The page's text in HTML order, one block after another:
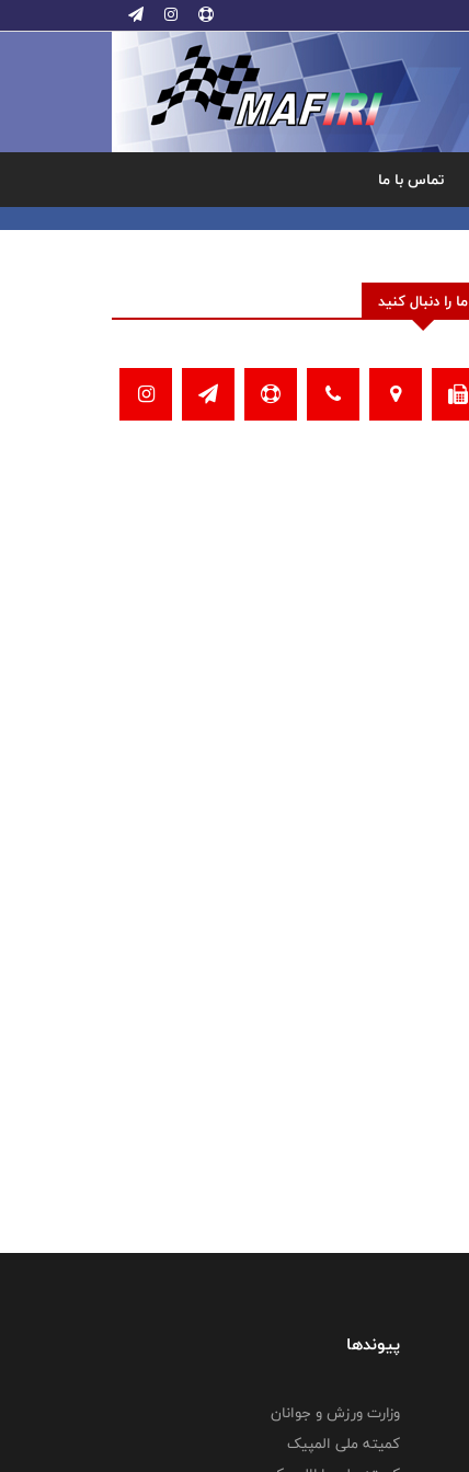
تماس با ما
ما را دنبال کنید
پیوندها
وزارت ورزش و جوانان
کمیته ملی المپیک